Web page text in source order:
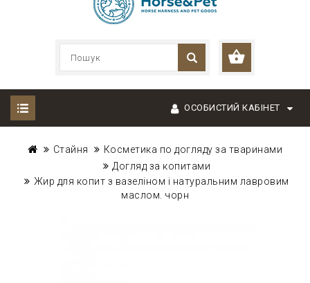
ОСОБИСТИЙ КАБІНЕТ
Стайня
Косметика по догляду за тваринами
Догляд за копитами
Жир для копит з вазеліном і натуральним лавровим
маслом. чорн